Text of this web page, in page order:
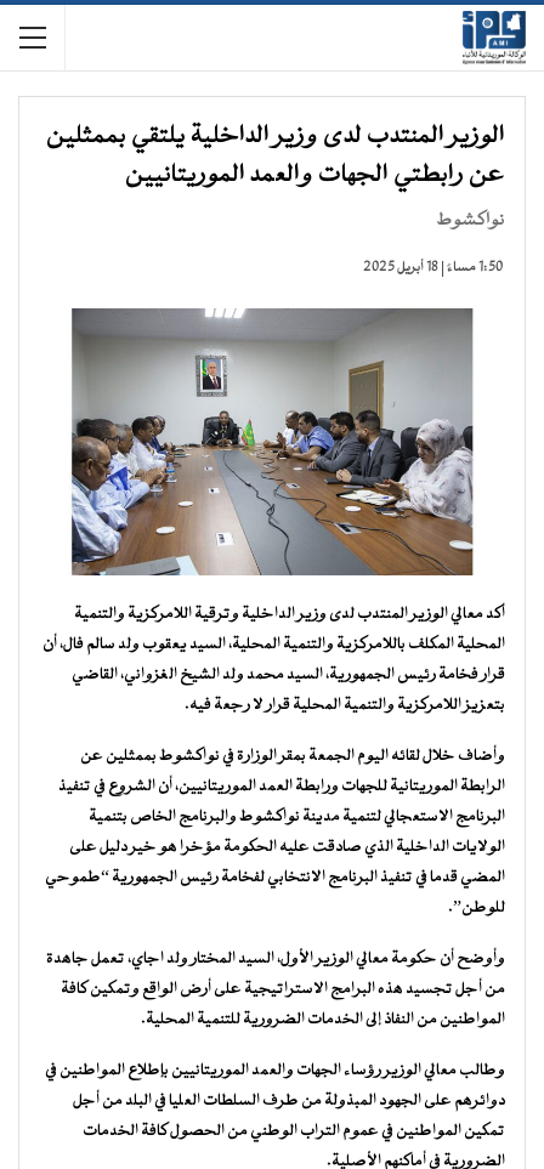
الوزير المنتدب لدى وزير الداخلية يلتقي بممثلين
عن رابطتي الجهات والعمد الموريتانيين
نواكشوط
1:50 مساءً | 18 أبريل 2025
أكد معالي الوزير المنتدب لدى وزير الداخلية وترقية اللامركزية والتنمية
المحلية المكلف باللامركزية والتنمية المحلية، السيد يعقوب ولد سالم فال، أن
قرار فخامة رئيس الجمهورية، السيد محمد ولد الشيخ الغزواني، القاضي
بتعزيز اللامركزية والتنمية المحلية قرار لا رجعة فيه.
وأضاف خلال لقائه اليوم الجمعة بمقر الوزارة في نواكشوط بممثلين عن
الرابطة الموريتانية للجهات ورابطة العمد الموريتانيين، أن الشروع في تنفيذ
البرنامج الاستعجالي لتنمية مدينة نواكشوط والبرنامج الخاص بتنمية
الولايات الداخلية الذي صادقت عليه الحكومة مؤخرا هو خير دليل على
المضي قدما في تنفيذ البرنامج الانتخابي لفخامة رئيس الجمهورية “طموحي
للوطن”.
وأوضح أن حكومة معالي الوزير الأول، السيد المختار ولد اجاي، تعمل جاهدة
من أجل تجسيد هذه البرامج الاستراتيجية على أرض الواقع وتمكين كافة
المواطنين من النفاذ إلى الخدمات الضرورية للتنمية المحلية.
وطالب معالي الوزير رؤساء الجهات والعمد الموريتانيين بإطلاع المواطنين في
دوائرهم على الجهود المبذولة من طرف السلطات العليا في البلد من أجل
تمكين المواطنين في عموم التراب الوطني من الحصول كافة الخدمات
الضرورية في أماكنهم الأصلية.